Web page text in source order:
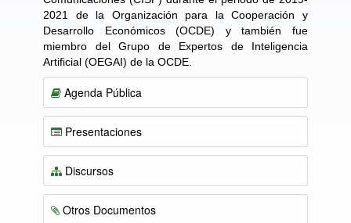
2021 de la Organización para la Cooperación y
Desarrollo Económicos (OCDE) y también fue
miembro del Grupo de Expertos de Inteligencia
Artificial (OEGAI) de la OCDE.
Agenda Pública
Presentaciones
Discursos
Otros Documentos